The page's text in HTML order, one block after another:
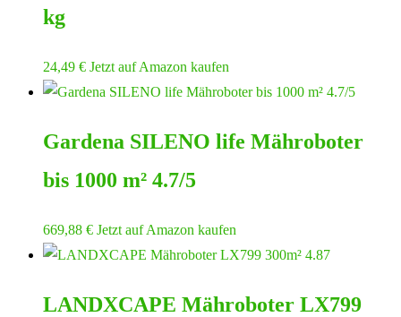
kg
24,49 € Jetzt auf Amazon kaufen
Gardena SILENO life Mähroboter
bis 1000 m² 4.7/5
669,88 € Jetzt auf Amazon kaufen
LANDXCAPE Mähroboter LX799